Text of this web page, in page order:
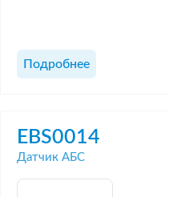
Подробнее
EBS0014
Датчик АБС